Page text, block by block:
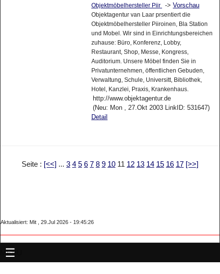
Objektmöbelhersteller Piir
-> Vorschau
Objektagentur van Laar prsentiert die
Objektmöbelhersteller Piiroinen, Bla Station
und Mobel. Wir sind in Einrichtungsbereichen
zuhause: Büro, Konferenz, Lobby,
Restaurant, Shop, Messe, Kongress,
Auditorium. Unsere Möbel finden Sie in
Privatunternehmen, öffentlichen Gebuden,
Verwaltung, Schule, Universitt, Bibliothek,
Hotel, Kanzlei, Praxis, Krankenhaus.
http://www.objektagentur.de
(Neu: Mon , 27.Okt 2003 LinkID: 531647)
Detail
Seite : [<<] ... 3 4 5 6 7 8 9 10 11 12 13 14 15 16 17 [>>]
Aktualisiert: Mit , 29.Jul 2026 - 19:45:26
MENU